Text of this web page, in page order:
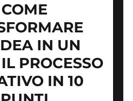
COME
IN UN
PROCESSO
IN 10